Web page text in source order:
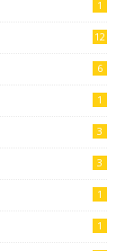
1
12
6
1
3
3
1
1